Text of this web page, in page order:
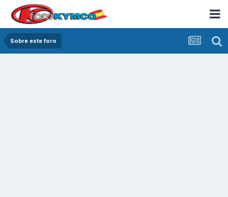
Sobre este foro